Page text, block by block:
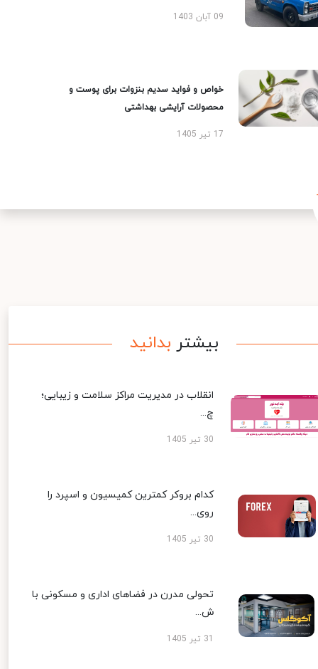
09 آبان 1403
خواص و فواید سدیم بنزوات برای پوست و
محصولات آرایشی بهداشتی
17 تیر 1405
بیشتر بدانید
انقلاب در مدیریت مراکز سلامت و زیبایی؛
چ...
30 تیر 1405
کدام بروکر کمترین کمیسیون و اسپرد را
روی...
30 تیر 1405
تحولی مدرن در فضاهای اداری و مسکونی با
ش...